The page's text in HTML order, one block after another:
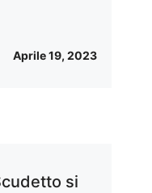
Aprile 19, 2023
si